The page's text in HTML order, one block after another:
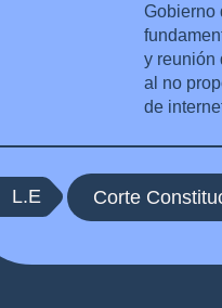
Gobierno
y reunión
al no
de
L.E Corte